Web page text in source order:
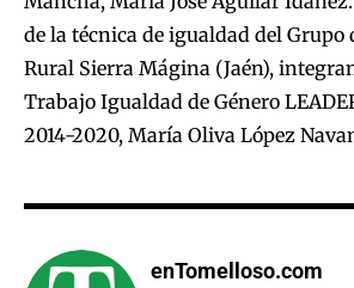
de la técnica de igualdad del Grupo
Rural Sierra Mágina (Jaén),
Trabajo Igualdad de Género
2014-2020, María Oliva López
enTomelloso.com